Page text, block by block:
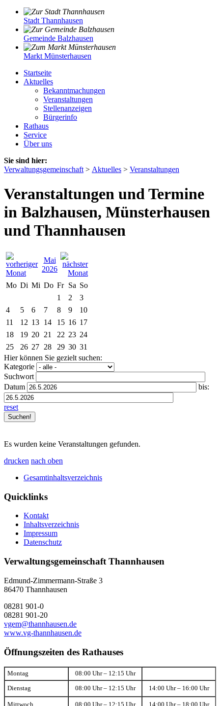
Stadt Thannhausen
Gemeinde Balzhausen
Markt Münsterhausen
Startseite
Aktuelles
Bekanntmachungen
Veranstaltungen
Stellenanzeigen
Bürgerinfo
Rathaus
Service
Über uns
Sie sind hier:
Verwaltungsgemeinschaft > Aktuelles > Veranstaltungen
Veranstaltungen und Termine
in Balzhausen, Münsterhausen
und Thannhausen
Mai
2026
Mo Di Mi Do Fr Sa So
1
2
3
4
5 6 7 8 9
10
11
12 13 14 15 16 17
18
19 20 21 22 23 24
25
26 27 28 29 30 31
Hier können Sie gezielt suchen:
Kategorie
Suchwort
Datum
bis:
reset
Es wurden keine Veranstaltungen gefunden.
drucken nach oben
Gesamtinhaltsverzeichnis
Quicklinks
Kontakt
Inhaltsverzeichnis
Impressum
Datenschutz
Verwaltungsgemeinschaft Thannhausen
Edmund-Zimmermann-Straße 3
86470 Thannhausen
08281 901-0
08281 901-20
vgem@thannhausen.de
www.vg-thannhausen.de
Öffnungszeiten des Rathauses
Montag 08:00 Uhr – 12:15 Uhr
Dienstag 08:00 Uhr – 12:15 Uhr 14:00 Uhr – 16:00 Uhr